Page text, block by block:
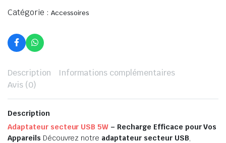
Catégorie : Accessoires
Description
Informations complémentaires
Avis (0)
Description
Adaptateur secteur USB 5W – Recharge Efficace pour Vos
Appareils Découvrez notre adaptateur secteur USB,